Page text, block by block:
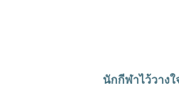
นักกีฬาไว้วาง